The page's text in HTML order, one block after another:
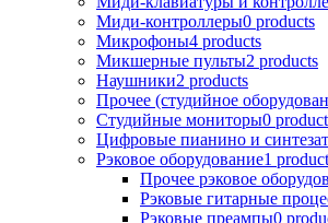
Миди-контроллеры0 products
Микрофоны4 products
Микшерные пульты2 products
Наушники2 products
Прочее (студийное
Студийные мониторы0
Цифровые пианино и
Рэковое оборудование1
Прочее рэковое
Рэковые гитарные
Рэковые преампы0